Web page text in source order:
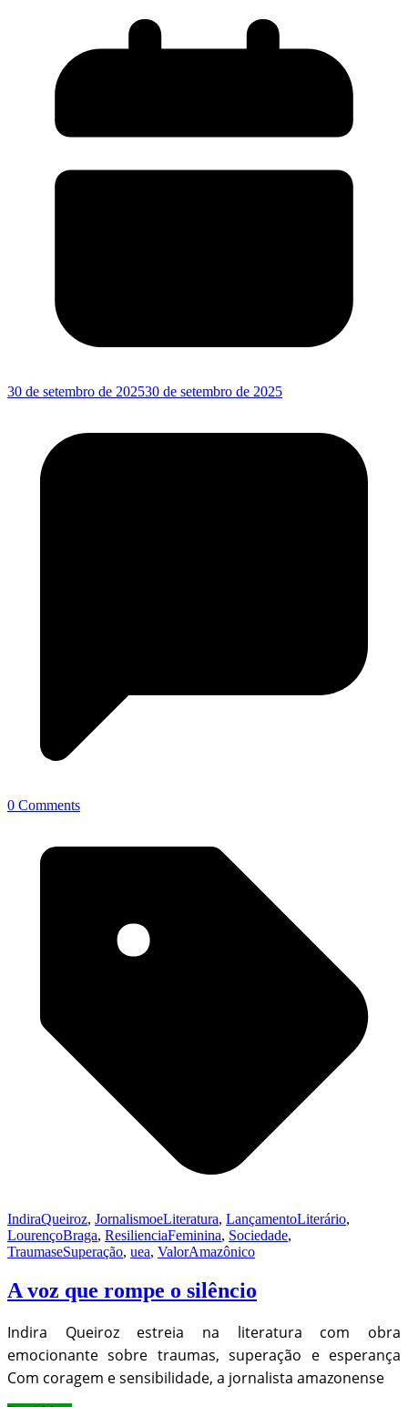
30 de setembro de 202530 de setembro de 2025
0 Comments
IndiraQueiroz, JornalismoeLiteratura, LançamentoLiterário,
LourençoBraga, ResilienciaFeminina, Sociedade,
TraumaseSuperação, uea, ValorAmazônico
A voz que rompe o silêncio
Indira Queiroz estreia na literatura com obra
emocionante sobre traumas, superação e esperança
Com coragem e sensibilidade, a jornalista amazonense